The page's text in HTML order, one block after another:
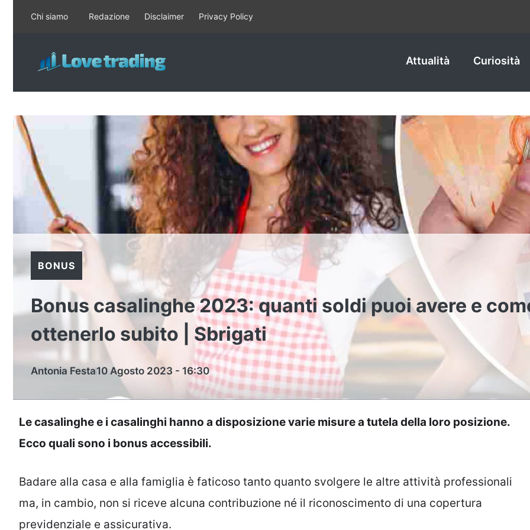
contenuto
Chi siamo Redazione Disclaimer Privacy Policy
Attualità Curiosità
BONUS
Bonus casalinghe 2023: quanti soldi puoi avere e
ottenerlo subito | Sbrigati
Antonia Festa10 Agosto 2023 - 16:30
Le casalinghe e i casalinghi hanno a disposizione varie misure a tutela della loro posizione.
Ecco quali sono i bonus accessibili.
Badare alla casa e alla famiglia è faticoso tanto quanto svolgere le altre attività professionali
ma, in cambio, non si riceve alcuna contribuzione né il riconoscimento di una copertura
previdenziale e assicurativa.